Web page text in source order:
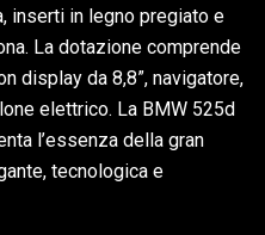
inserti in legno pregiato e
La dotazione comprende
display da 8,8”, navigatore,
elettrico. La BMW 525d
l’essenza della gran
tecnologica e